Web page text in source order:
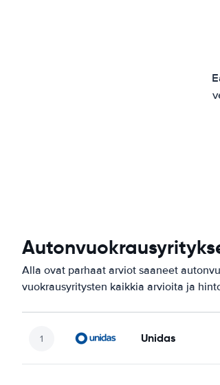
Alla ovat parhaat arviot saaneet
vuokrausyritysten kaikkia arvioita ja
Unidas